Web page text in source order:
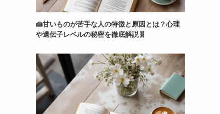
🍰甘いものが苦手な人の特徴と原因とは？心理
や遺伝子レベルの秘密を徹底解説🧬